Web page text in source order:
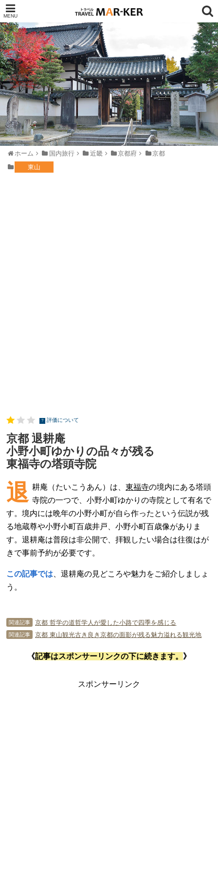
ホーム 国内旅行 近畿 京都府
京都
東山
? 評価について
京都 退耕庵
小野小町ゆかりの品々が残る
東福寺の塔頭寺院
退 耕庵（たいこうあん）は、東福寺の境内にある塔頭
寺院の一つで、小野小町ゆかりの寺院として有名で
す。境内には晩年の小野小町が自ら作ったという伝説が残
る地蔵尊や小野小町百歳井戸、小野小町百歳像がありま
す。退耕庵は普段は非公開で、拝観したい場合は往復はが
きで事前予約が必要です。
この記事では 、退耕庵の見どころや魅力をご紹介しましょ
う。
関連記事 京都 哲学の道哲学人が愛した小路で四季を感じる
関連記事 京都 東山観光古き良き京都の面影が残る魅力溢れる観光地
《記事はスポンサーリンクの下に続きます。 》
スポンサーリンク